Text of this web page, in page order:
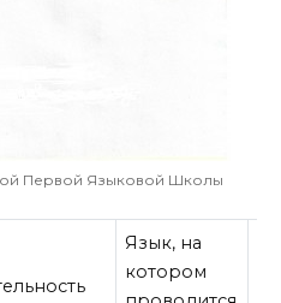
Первой Языковой Школы
Язык, на
котором